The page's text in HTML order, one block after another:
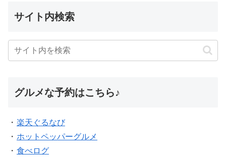
サイト内検索
グルメな予約はこちら♪
・ 楽天ぐるなび
・ ホットペッパーグルメ
・ 食べログ